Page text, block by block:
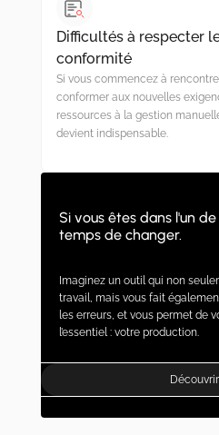
Difficultés à respecter
conformité
Si vous commencez à
conformer aux nouvelles
ressources à la gestion
devient indispensable.
Si vous êtes dans l'un de
temps de changer.
Imaginez un outil qui non
travail, mais vous fait
les erreurs, et vous permet de
l’essentiel : votre production.
Découvrir